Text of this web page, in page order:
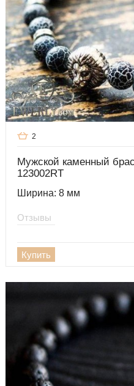
2
Мужской каменный
123002RT
Ширина: 8 мм
Отзывы
Купить